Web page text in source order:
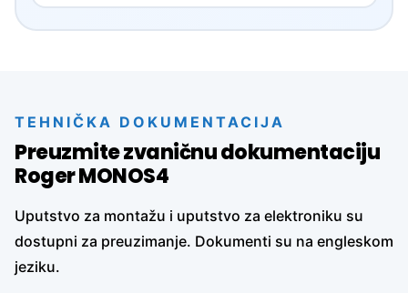
TEHNIČKA DOKUMENTACIJA
Preuzmite zvaničnu dokumentaciju
Roger MONOS4
Uputstvo za montažu i uputstvo za elektroniku su
dostupni za preuzimanje. Dokumenti su na engleskom
jeziku.